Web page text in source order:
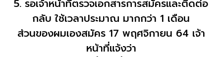
5. รอเจ้าหน้าที่ตรวจเอกสารการสมัครและติดต่อ
กลับ ใช้เวลาประมาณ มากกว่า 1 เดือน
ส่วนของผมเองสมัคร 17 พฤศจิกายน 64 เจ้า
หน้าที่แจ้งว่า